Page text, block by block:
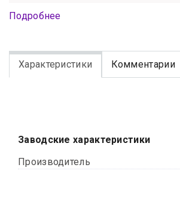
Подробнее
Характеристики Комментарии
Заводские характеристики
Производитель